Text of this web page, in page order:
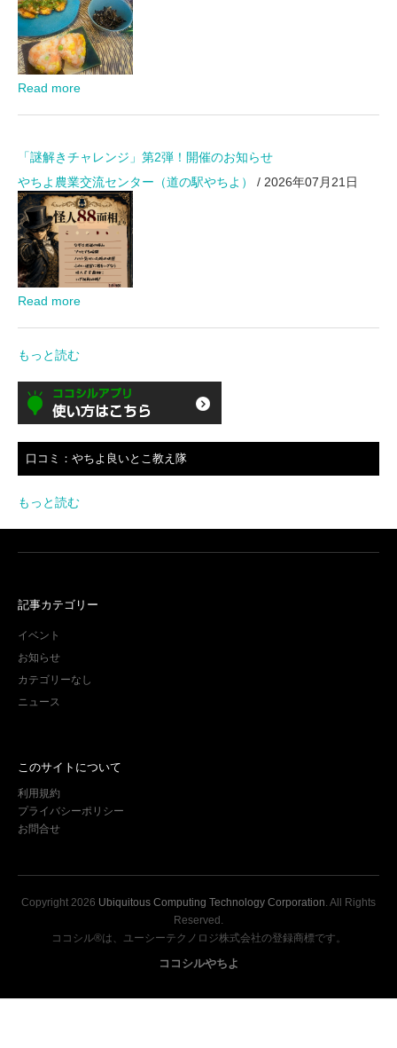
Read more
「謎解きチャレンジ」第2弾！開催のお知らせ
やちよ農業交流センター（道の駅やちよ）
/ 2026年07月21日
Read more
もっと読む
口コミ：やちよ良いとこ教え隊
もっと読む
記事カテゴリー
イベント
お知らせ
カテゴリーなし
ニュース
このサイトについて
利用規約
プライバシーポリシー
お問合せ
Copyright 2026 Ubiquitous Computing Technology Corporation. All Rights
Reserved.
ココシル®は、ユーシーテクノロジ株式会社の登録商標です。
ココシルやちよ